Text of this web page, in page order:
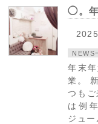
◯。
NEWS
年末
業。
つも
は例
ジュ